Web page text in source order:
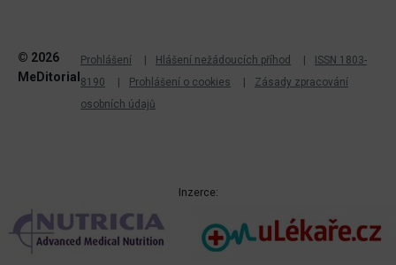
© 2026
MeDitorial
Prohlášení Hlášení nežádoucích příhod
ISSN 1803-
8190
Prohlášení o cookies
Zásady zpracování
osobních údajů
Inzerce: